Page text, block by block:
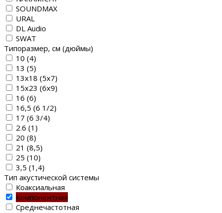
SOUNDMAX
URAL
DL Audio
SWAT
Типоразмер, см (дюймы)
10 (4)
13 (5)
13х18 (5х7)
15х23 (6х9)
16 (6)
16,5 (6 1/2)
17 (6 3/4)
2.6 (1)
20 (8)
21 (8,5)
25 (10)
3,5 (1,4)
Тип акустической системы
Коаксиальная
Компонентная
Среднечастотная